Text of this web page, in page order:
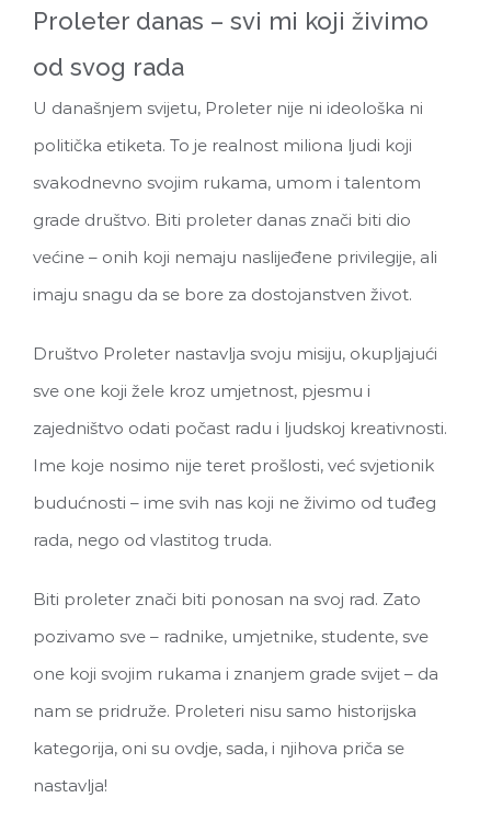
Proleter danas – svi mi koji živimo
od svog rada
U današnjem svijetu, Proleter nije ni ideološka ni
politička etiketa. To je realnost miliona ljudi koji
svakodnevno svojim rukama, umom i talentom
grade društvo. Biti proleter danas znači biti dio
većine – onih koji nemaju naslijeđene privilegije, ali
imaju snagu da se bore za dostojanstven život.
Društvo Proleter nastavlja svoju misiju, okupljajući
sve one koji žele kroz umjetnost, pjesmu i
zajedništvo odati počast radu i ljudskoj kreativnosti.
Ime koje nosimo nije teret prošlosti, već svjetionik
budućnosti – ime svih nas koji ne živimo od tuđeg
rada, nego od vlastitog truda.
Biti proleter znači biti ponosan na svoj rad. Zato
pozivamo sve – radnike, umjetnike, studente, sve
one koji svojim rukama i znanjem grade svijet – da
nam se pridruže. Proleteri nisu samo historijska
kategorija, oni su ovdje, sada, i njihova priča se
nastavlja!